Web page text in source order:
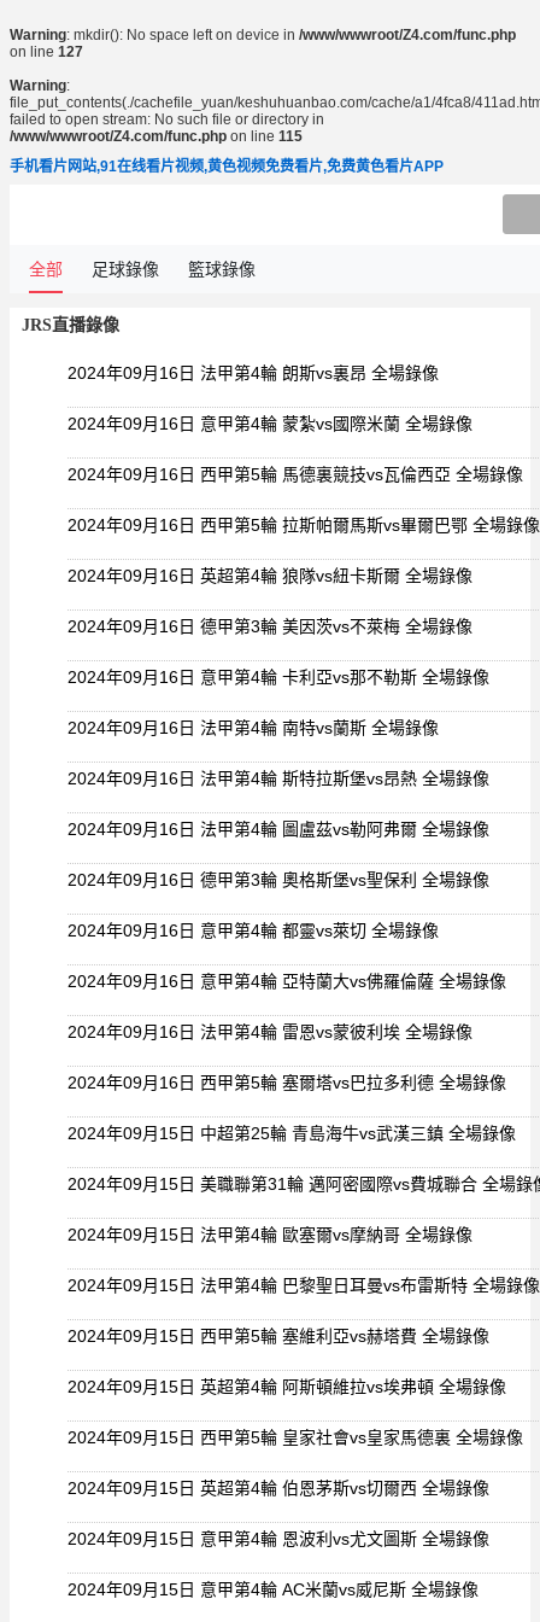
Warning: mkdir(): No space left on device in /www/wwwroot/Z4.com/func.php
on line 127
Warning:
file_put_contents(./cachefile_yuan/keshuhuanbao.com/cache/a1/4fca8/
failed to open stream: No such file or directory in
/www/wwwroot/Z4.com/func.php on line 115
手机看片网站,91在线看片视频,黄色视频免费看片,免费黄色看片APP
JRS直播
全部 足球錄像 籃球錄像
JRS直播錄像
2024年09月16日 法甲第4輪 朗斯vs裏昂 全場錄像
2024年09月16日 意甲第4輪 蒙紮vs國際米蘭 全場錄像
2024年09月16日 西甲第5輪 馬德裏競技vs瓦倫西亞 全場錄像
2024年09月16日 西甲第5輪 拉斯帕爾馬斯vs畢爾巴鄂 全場錄像
2024年09月16日 英超第4輪 狼隊vs紐卡斯爾 全場錄像
2024年09月16日 德甲第3輪 美因茨vs不萊梅 全場錄像
2024年09月16日 意甲第4輪 卡利亞vs那不勒斯 全場錄像
2024年09月16日 法甲第4輪 南特vs蘭斯 全場錄像
2024年09月16日 法甲第4輪 斯特拉斯堡vs昂熱 全場錄像
2024年09月16日 法甲第4輪 圖盧茲vs勒阿弗爾 全場錄像
2024年09月16日 德甲第3輪 奧格斯堡vs聖保利 全場錄像
2024年09月16日 意甲第4輪 都靈vs萊切 全場錄像
2024年09月16日 意甲第4輪 亞特蘭大vs佛羅倫薩 全場錄像
2024年09月16日 法甲第4輪 雷恩vs蒙彼利埃 全場錄像
2024年09月16日 西甲第5輪 塞爾塔vs巴拉多利德 全場錄像
2024年09月15日 中超第25輪 青島海牛vs武漢三鎮 全場錄像
2024年09月15日 美職聯第31輪 邁阿密國際vs費城聯合 全場錄
2024年09月15日 法甲第4輪 歐塞爾vs摩納哥 全場錄像
2024年09月15日 法甲第4輪 巴黎聖日耳曼vs布雷斯特 全場錄像
2024年09月15日 西甲第5輪 塞維利亞vs赫塔費 全場錄像
2024年09月15日 英超第4輪 阿斯頓維拉vs埃弗頓 全場錄像
2024年09月15日 西甲第5輪 皇家社會vs皇家馬德裏 全場錄像
2024年09月15日 英超第4輪 伯恩茅斯vs切爾西 全場錄像
2024年09月15日 意甲第4輪 恩波利vs尤文圖斯 全場錄像
2024年09月15日 意甲第4輪 AC米蘭vs威尼斯 全場錄像